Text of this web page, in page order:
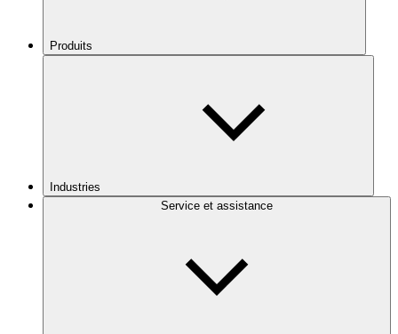
Produits
Industries
Service et assistance